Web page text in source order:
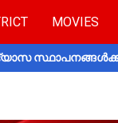
MOVIES
സ്ഥാപനങ്ങൾക്ക്